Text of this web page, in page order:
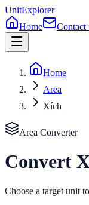
UnitExplorer
Home
Contact
Home
Area
Xích
Area Converter
Convert
Choose a target unit